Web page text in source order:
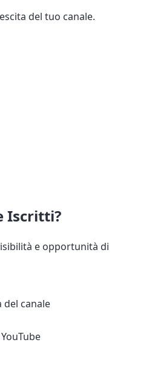
del tuo canale.
Iscritti?
e opportunità di
del canale